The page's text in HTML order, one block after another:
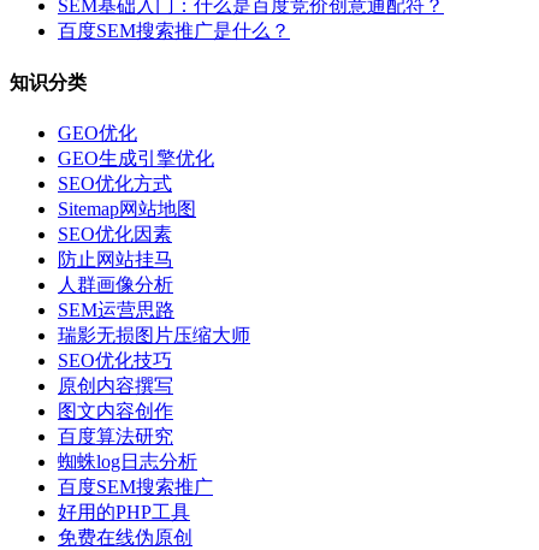
SEM基础入门：什么是百度竞价创意通配符？
百度SEM搜索推广是什么？
知识分类
GEO优化
GEO生成引擎优化
SEO优化方式
Sitemap网站地图
SEO优化因素
防止网站挂马
人群画像分析
SEM运营思路
瑞影无损图片压缩大师
SEO优化技巧
原创内容撰写
图文内容创作
百度算法研究
蜘蛛log日志分析
百度SEM搜索推广
好用的PHP工具
免费在线伪原创